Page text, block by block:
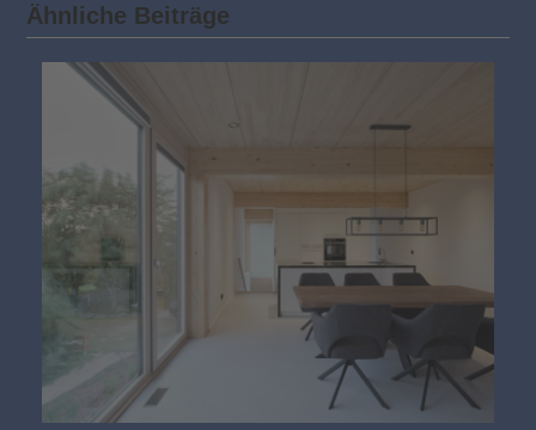
Ähnliche Beiträge